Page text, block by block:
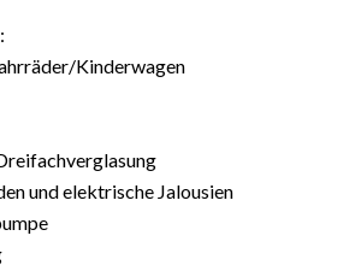
Kinderwagen
und elektrische Jalousien